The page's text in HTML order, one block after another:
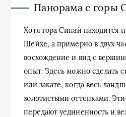
Панорама с горы
Хотя гора Синай находится
Шейхе, а примерно в двух
восхождение и вид с
опыт. Здесь можно сделать
или закате, когда весь
золотистыми оттенками.
передают уединенность и